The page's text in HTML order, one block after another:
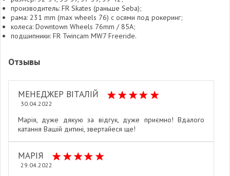
производитель: FR Skates (раньше Seba);
рама: 231 mm (max wheels 76) с осями под рокеринг;
колеса: Downtown Wheels 76mm / 85A;
подшипники: FR Twincam MW7 Freeride.
Отзывы
МЕНЕДЖЕР ВІТАЛІЙ
30.04.2022
Марія, дуже дякую за відгук, дуже приємно! Вдалого
катання Вашій дитині, звертайеся ще!
МАРІЯ
29.04.2022